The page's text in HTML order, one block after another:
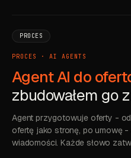
PROCES · AI AGENTS
Agent AI do
zbudowałem go
Agent przygotowuje oferty -
ofertę jako stronę, po umowę -
wiadomości. Każde słowo
PROCES